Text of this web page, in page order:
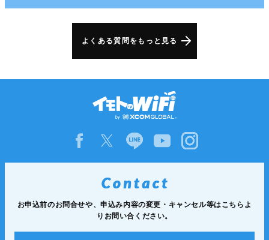
よくある質問をもっと見る
お申込前のお問合せや、申込み内容の変更・キャンセル等はこちらよ
りお問い合ください。